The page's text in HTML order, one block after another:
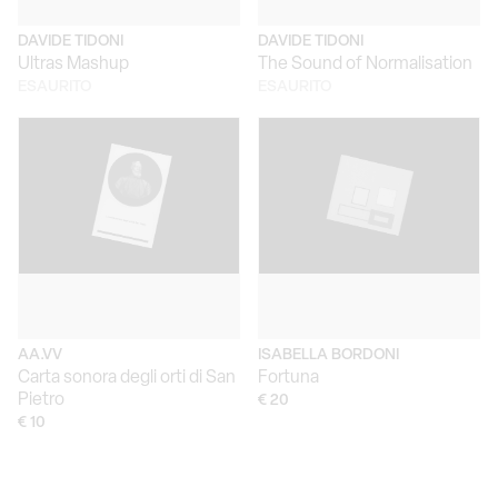
DAVIDE TIDONI
Ultras Mashup
DAVIDE TIDONI
The Sound of Normalisation
AA.VV
Carta sonora degli orti di San
Pietro
€ 10
ISABELLA BORDONI
Fortuna
€ 20